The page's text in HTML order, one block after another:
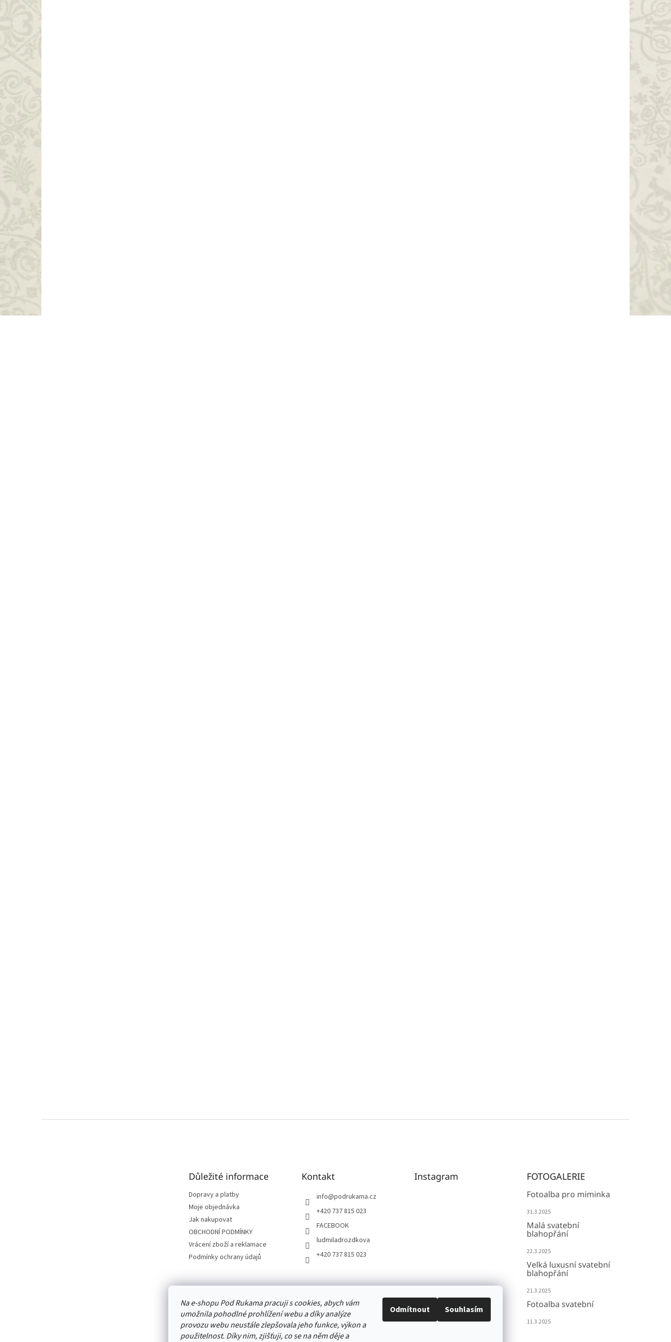
Na e-shopu Pod Rukama pracuji s cookies, abych vám
umožnila pohodlné prohlížení webu a díky analýze
provozu webu neustále zlepšovala jeho funkce, výkon a
použitelnost. Díky nim, zjišťuji, co se na něm děje a
Odmítnout Souhlasím
Důležité informace
Dopravy a platby
Moje objednávka
Jak nakupovat
OBCHODNÍ PODMÍNKY
Vrácení zboží a reklamace
Podmínky ochrany údajů
Kontakt
info@podrukama.cz
+420 737 815 023
FACEBOOK
ludmiladrozdkova
+420 737 815 023
Instagram FOTOGALERIE
Fotoalba pro miminka
31.3.2025
Malá svatební
blahopřání
22.3.2025
Velká luxusní svatební
blahopřání
21.3.2025
Fotoalba svatební
11.3.2025